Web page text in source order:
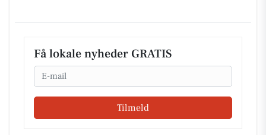
Få lokale nyheder GRATIS
Email
Tilmeld